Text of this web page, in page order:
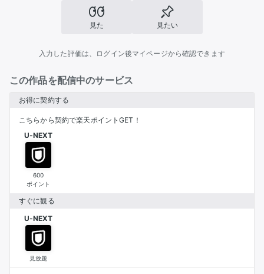
見た 見たい
入力した評価は、ログイン後マイページから確認できます
この作品を配信中のサービス
お得に契約する
こちらから契約で楽天ポイントGET！
U-NEXT
600
ポイント
すぐに観る
U-NEXT
見放題